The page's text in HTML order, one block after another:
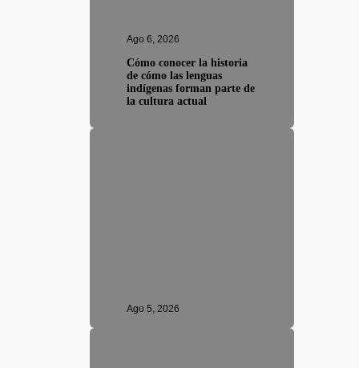
Ago 6, 2026
Cómo conocer la historia
de cómo las lenguas
indígenas forman parte de
la cultura actual
Ago 5, 2026